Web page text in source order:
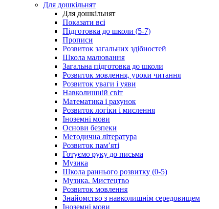
Для дошкільнят
Для дошкільнят
Показати всі
Підготовка до школи (5-7)
Прописи
Розвиток загальних здібностей
Школа малювання
Загальна підготовка до школи
Розвиток мовлення, уроки читання
Розвиток уваги і уяви
Навколишній світ
Математика і рахунок
Розвиток логіки і мислення
Іноземні мови
Основи безпеки
Методична література
Розвиток пам’яті
Готуємо руку до письма
Музика
Школа раннього розвитку (0-5)
Музика. Мистецтво
Розвиток мовлення
Знайомство з навколишнім середовищем
Іноземні мови